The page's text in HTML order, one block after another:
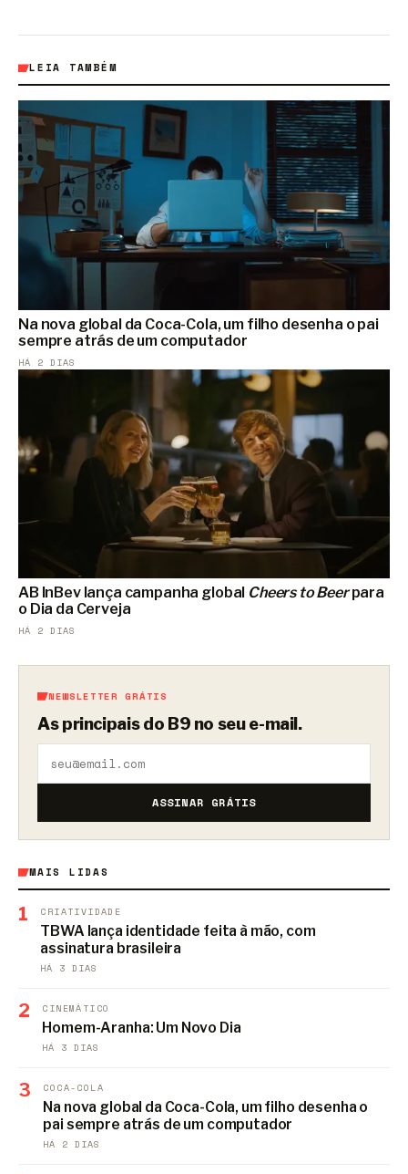
LEIA TAMBÉM
Na nova global da Coca-Cola, um filho desenha o pai
sempre atrás de um computador
HÁ 2 DIAS
AB InBev lança campanha global Cheers to Beerpara
o Dia da Cerveja
HÁ 2 DIAS
NEWSLETTER GRÁTIS
As principais do B9 no seu e-mail.
ASSINAR GRÁTIS
MAIS LIDAS
1 CRIATIVIDADE
TBWA lança identidade feita à mão, com
assinatura brasileira
HÁ 3 DIAS
2 CINEMÁTICO
Homem-Aranha: Um Novo Dia
HÁ 3 DIAS
3 COCA-COLA
Na nova global da Coca-Cola, um filho desenha o
pai sempre atrás de um computador
HÁ 2 DIAS